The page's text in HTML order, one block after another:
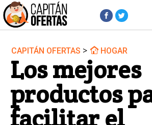
Audio y Música
Cine y Series
Coches
Deportes
Hogar
Jardín
CAPITÁN OFERTAS > HOGAR
Los mejores
productos
facilitar el